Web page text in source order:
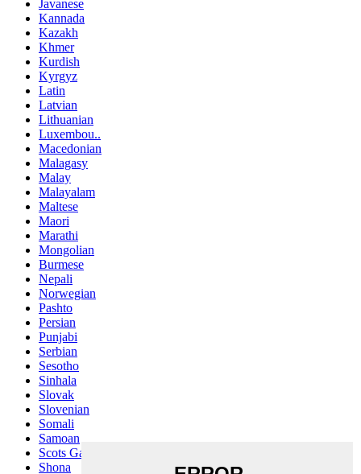
Javanese
Kannada
Kazakh
Khmer
Kurdish
Kyrgyz
Latin
Latvian
Lithuanian
Luxembou..
Macedonian
Malagasy
Malay
Malayalam
Maltese
Maori
Marathi
Mongolian
Burmese
Nepali
Norwegian
Pashto
Persian
Punjabi
Serbian
Sesotho
Sinhala
Slovak
Slovenian
Somali
Samoan
Scots Gaelic
Shona